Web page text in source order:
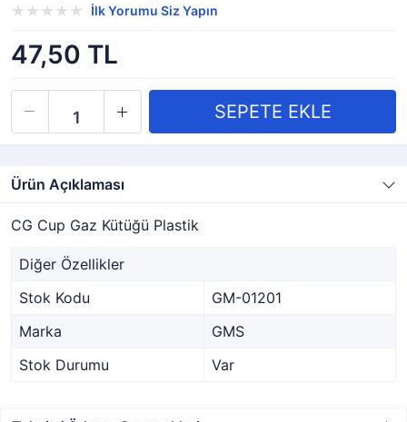
İlk Yorumu Siz Yapın
47,50 TL
Ürün Açıklaması
CG Cup Gaz Kütüğü Plastik
Diğer Özellikler
Stok Kodu
GM-01201
Marka
GMS
Stok Durumu
Var